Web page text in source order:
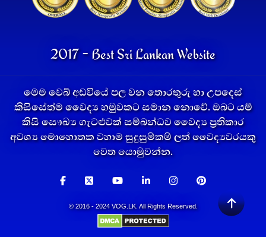
2017 - Best Sri Lankan Website
මෙම වෙබ් අඩවියේ පල වන තොරතුරු හා උපදෙස්
කිසිසේත්ම වෛද්‍ය හමුවකට සමාන නොවේ. ඔබට යම්
කිසි සෞඛ්‍ය ගැටළුවක් සම්බන්ධව වෛද්‍ය ප්‍රතිකාර
අවශ්‍ය මොහොතක වහාම සුදුසුම්කම් ලත් වෛද්‍යවරයකු
වෙත යොමුවන්න.
© 2016 - 2024 VOG.LK. All Rights Reserved.